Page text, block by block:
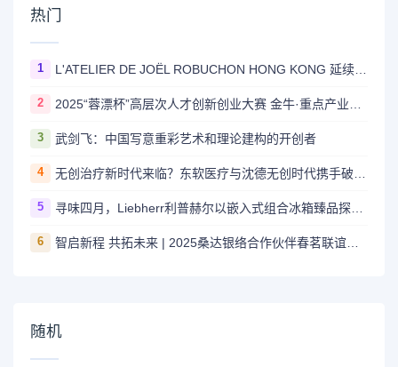
热门
1 L'ATELIER DE JOËL ROBUCHON HONG KONG 延续十八载辉煌传奇 今夏载誉回归置地廣塲
2
3 武剑飞：中国写意重彩艺术和理论建构的开创者
4
5 寻味四月，Liebherr利普赫尔以嵌入式组合冰箱臻品探索春日鲜韵
6
随机